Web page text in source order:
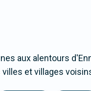
aux alentours
et villages